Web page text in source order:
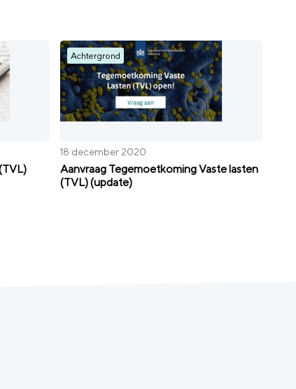
Achtergrond
18 december 2020
Aanvraag Tegemoetkoming Vaste lasten
(TVL) (update)